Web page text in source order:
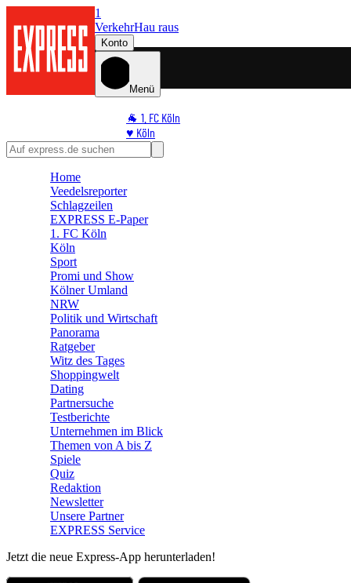
1
VerkehrHau raus
Konto
Menü
🐐 1. FC Köln
♥️ Köln
⭐ Promi
🛒 Shoppingwelt
Home
Veedelsreporter
Schlagzeilen
EXPRESS E-Paper
1. FC Köln
Köln
Sport
Promi und Show
Kölner Umland
NRW
Politik und Wirtschaft
Panorama
Ratgeber
Witz des Tages
Shoppingwelt
Dating
Partnersuche
Testberichte
Unternehmen im Blick
Themen von A bis Z
Spiele
Quiz
Redaktion
Newsletter
Unsere Partner
EXPRESS Service
Jetzt die neue Express-App herunterladen!